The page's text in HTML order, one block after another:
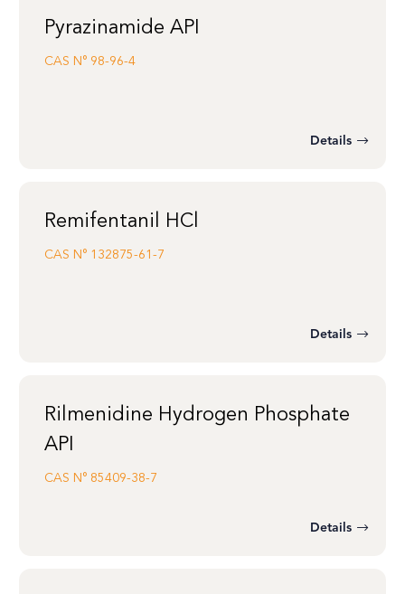
Pyrazinamide API
CAS N° 98-96-4
Details
Remifentanil HCl
CAS N° 132875-61-7
Details
Rilmenidine Hydrogen Phosphate
API
CAS N° 85409-38-7
Details